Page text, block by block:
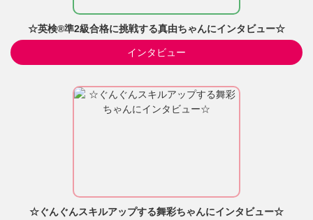
☆英検®準2級合格に挑戦する真由ちゃんにインタビュー☆
インタビュー
☆ぐんぐんスキルアップする舞彩ちゃんにインタビュー☆